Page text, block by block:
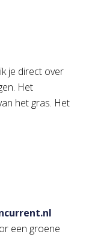
je direct over
Het
het gras. Het
een groene